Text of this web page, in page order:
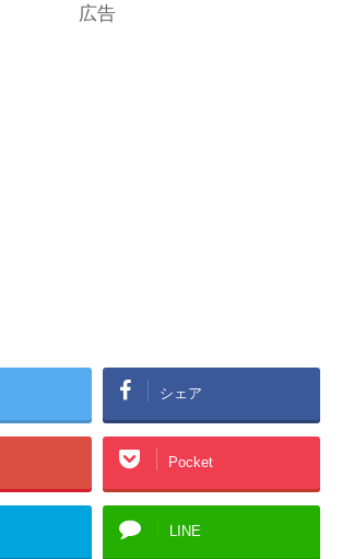
広告
シェア
Pocket
LINE